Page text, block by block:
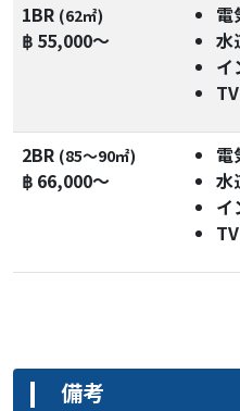
1BR (62㎡)
฿ 55,000～
電
水
イ
TV
2BR (85〜90㎡)
฿ 66,000～
電
水
イ
TV
備考